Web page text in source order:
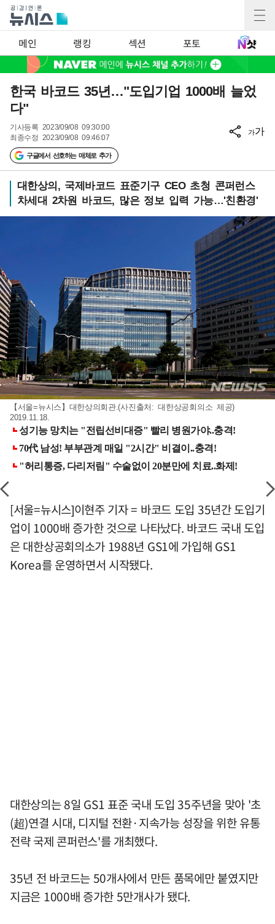
메인 랭킹 섹션 포토
한국 바코드 35년…"도입기업 1000배 늘었
다"
기사등록 2023/09/08 09:30:00
최종수정 2023/09/08 09:46:07
구글에서 선호하는 매체로 추가
가가
대한상의, 국제바코드 표준기구 CEO 초청 콘퍼런스
차세대 2차원 바코드, 많은 정보 입력 가능…'친환경'
【서울=뉴시스】대한상의회관.(사진출처: 대한상공회의소 제공)
2019.11.18.
[서울=뉴시스]이현주 기자 = 바코드 도입 35년간 도입기
업이 1000배 증가한 것으로 나타났다. 바코드 국내 도입
은 대한상공회의소가 1988년 GS1에 가입해 GS1
Korea를 운영하면서 시작됐다.
대한상의는 8일 GS1 표준 국내 도입 35주년을 맞아 '초
(超)연결 시대, 디지털 전환·지속가능 성장을 위한 유통
전략 국제 콘퍼런스'를 개최했다.
35년 전 바코드는 50개사에서 만든 품목에만 붙였지만
지금은 1000배 증가한 5만개사가 됐다.